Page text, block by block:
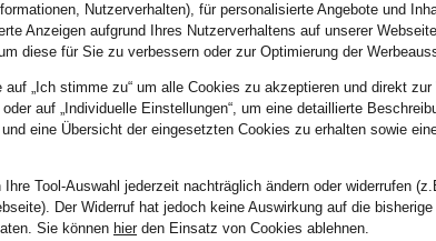
Nutzerverhalten), für personalisierte Angebote und
Anzeigen aufgrund Ihres Nutzerverhaltens auf unserer
diese für Sie zu verbessern oder zur Optimierung der
auf „Ich stimme zu“ um alle Cookies zu akzeptieren und direkt
auf „Individuelle Einstellungen“, um eine detaillierte
eine Übersicht der eingesetzten Cookies zu erhalten sowie
Ihre Tool-Auswahl jederzeit nachträglich ändern oder widerrufen
Der Widerruf hat jedoch keine Auswirkung auf die bisherige
Sie können hierden Einsatz von Cookies ablehnen.